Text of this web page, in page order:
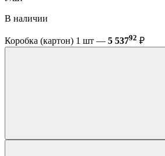
В наличии
Коробка (картон) 1 шт — 5 53792 ₽